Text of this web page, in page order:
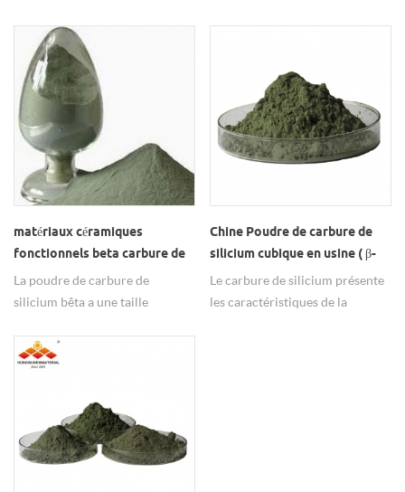
matériaux céramiques
fonctionnels beta carbure de
silicium sic poudre
La poudre de carbure de
silicium bêta a une taille
micronique et une taille de
micron, largement utilisées dans
fonctionnels.
Chine Poudre de carbure de
silicium cubique en usine ( β-
sic ) Pour conducteur
thermique
Le carbure de silicium présente
les caractéristiques de la